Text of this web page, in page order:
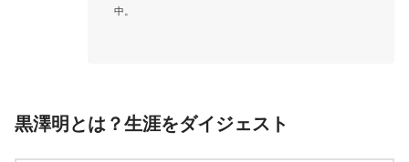
中。
黒澤明とは？生涯をダイジェスト